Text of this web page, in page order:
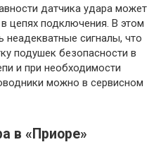
датчика удара может
цепях подключения. В этом
неадекватные сигналы, что
подушек безопасности в
и при необходимости
можно в сервисном
в «Приоре»